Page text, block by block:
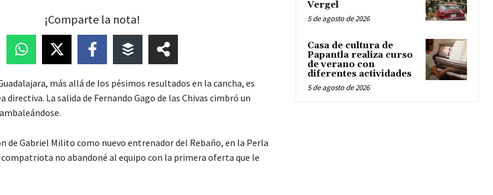
¡Comparte la nota!
más allá de los pésimos resultados en la cancha, es
directiva. La salida de Fernando Gago de las Chivas cimbró un
de Gabriel Milito como nuevo entrenador del Rebaño, en la Perla
compatriota no abandoné al equipo con la primera oferta que le
Vergel
5 de agosto de 2026
Casa de cultura de
Papantla realiza curso
de verano con
diferentes actividades
5 de agosto de 2026